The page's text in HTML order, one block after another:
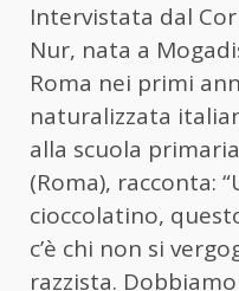
Intervistata dal
Nur, nata a
Roma nei primi
naturalizzata
alla scuola
(Roma), racconta:
cioccolatino,
c’è chi non si
razzista.